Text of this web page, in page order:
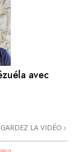
avec
LA VIDÉO